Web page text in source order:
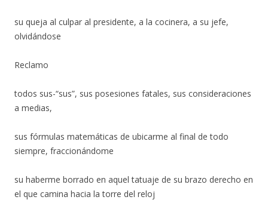
su queja al culpar al presidente, a la cocinera, a su jefe,
olvidándose
Reclamo
todos sus-“sus”, sus posesiones fatales, sus consideraciones
a medias,
sus fórmulas matemáticas de ubicarme al final de todo
siempre, fraccionándome
su haberme borrado en aquel tatuaje de su brazo derecho en
el que camina hacia la torre del reloj